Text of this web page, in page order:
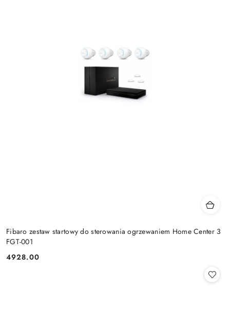
Fibaro zestaw startowy do sterowania ogrzewaniem Home Center 3
FGT-001
Cena:
4928.00